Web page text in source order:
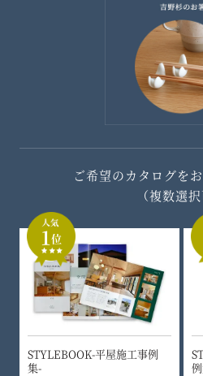
ご希望のカタログを
（複数選択
STYLEBOOK-平屋施工事例
集-
1位